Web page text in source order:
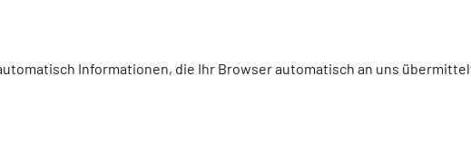
Informationen, die Ihr Browser automatisch an uns